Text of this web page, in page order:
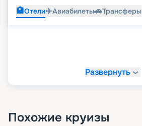
🏨Отели✈️Авиабилеты🚗Трансферы
Развернуть
Похожие круизы